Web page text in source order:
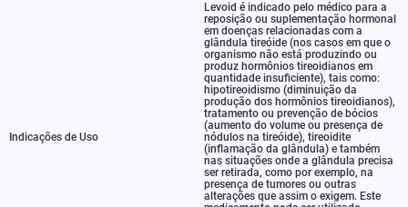
Indicações de Uso
Levoid é indicado pelo médico para a
reposição ou suplementação hormonal
em doenças relacionadas com a
glândula tireóide (nos casos em que o
organismo não está produzindo ou
produz hormônios tireoidianos em
quantidade insuficiente), tais como:
hipotireoidismo (diminuição da
produção dos hormônios tireoidianos),
tratamento ou prevenção de bócios
(aumento do volume ou presença de
nódulos na tireóide), tireoidite
(inflamação da glândula) e também
nas situações onde a glândula precisa
ser retirada, como por exemplo, na
presença de tumores ou outras
alterações que assim o exigem. Este